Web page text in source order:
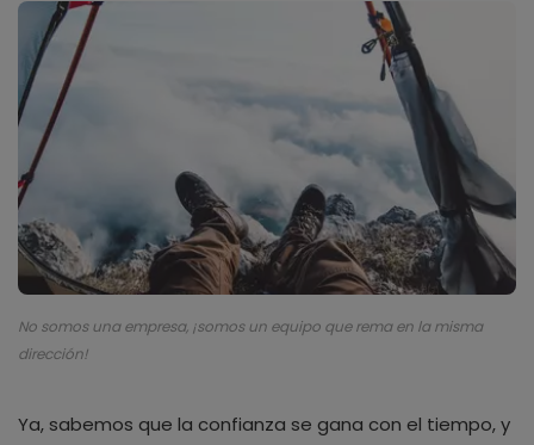
No somos una empresa, ¡somos un equipo que rema en la misma
dirección!
Ya, sabemos que la confianza se gana con el tiempo, y